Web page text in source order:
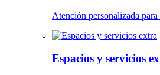
Atención personalizada
Espacios y servicios